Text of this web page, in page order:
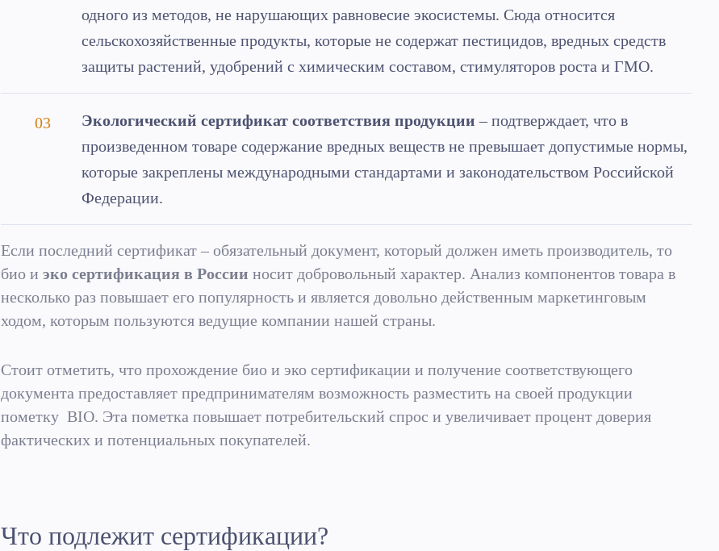
одного из методов, не нарушающих равновесие экосистемы. Сюда относится
сельскохозяйственные продукты, которые не содержат пестицидов, вредных средств
защиты растений, удобрений с химическим составом, стимуляторов роста и ГМО.
Экологический сертификат соответствия продукции – подтверждает, что в
произведенном товаре содержание вредных веществ не превышает допустимые нормы,
которые закреплены международными стандартами и законодательством Российской
Федерации.
Если последний сертификат – обязательный документ, который должен иметь производитель, то
био и эко сертификация в России носит добровольный характер. Анализ компонентов товара в
несколько раз повышает его популярность и является довольно действенным маркетинговым
ходом, которым пользуются ведущие компании нашей страны.
Стоит отметить, что прохождение био и эко сертификации и получение соответствующего
документа предоставляет предпринимателям возможность разместить на своей продукции
пометку BIO. Эта пометка повышает потребительский спрос и увеличивает процент доверия
фактических и потенциальных покупателей.
Что подлежит сертификации?